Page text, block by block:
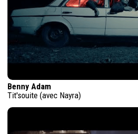
Benny Adam
Tit'souite (avec Nayra)